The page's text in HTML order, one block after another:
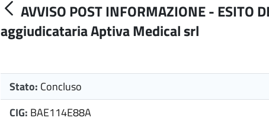
AVVISO POST INFORMAZIONE - ESITO
aggiudicataria Aptiva Medical srl
Stato: Concluso
CIG: BAE114E88A